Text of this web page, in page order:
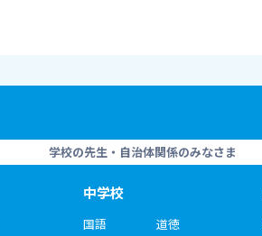
学校の先生・自治体関係のみなさま
中学校
国語
道徳